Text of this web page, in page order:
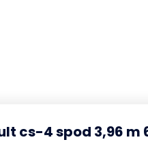
cs-4 spod 3,96 m